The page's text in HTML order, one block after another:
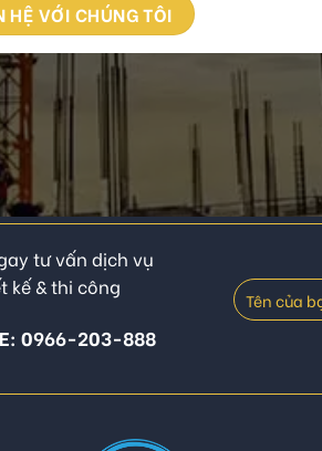
HỆ VỚI CHÚNG TÔI
tư vấn dịch vụ
kế & thi công
0966-203-888